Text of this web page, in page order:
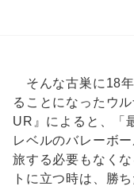
そんな古巣に18
ることになったウ
UR』によると、「
レベルのバレーボ
旅する必要もなく
トに立つ時は、勝